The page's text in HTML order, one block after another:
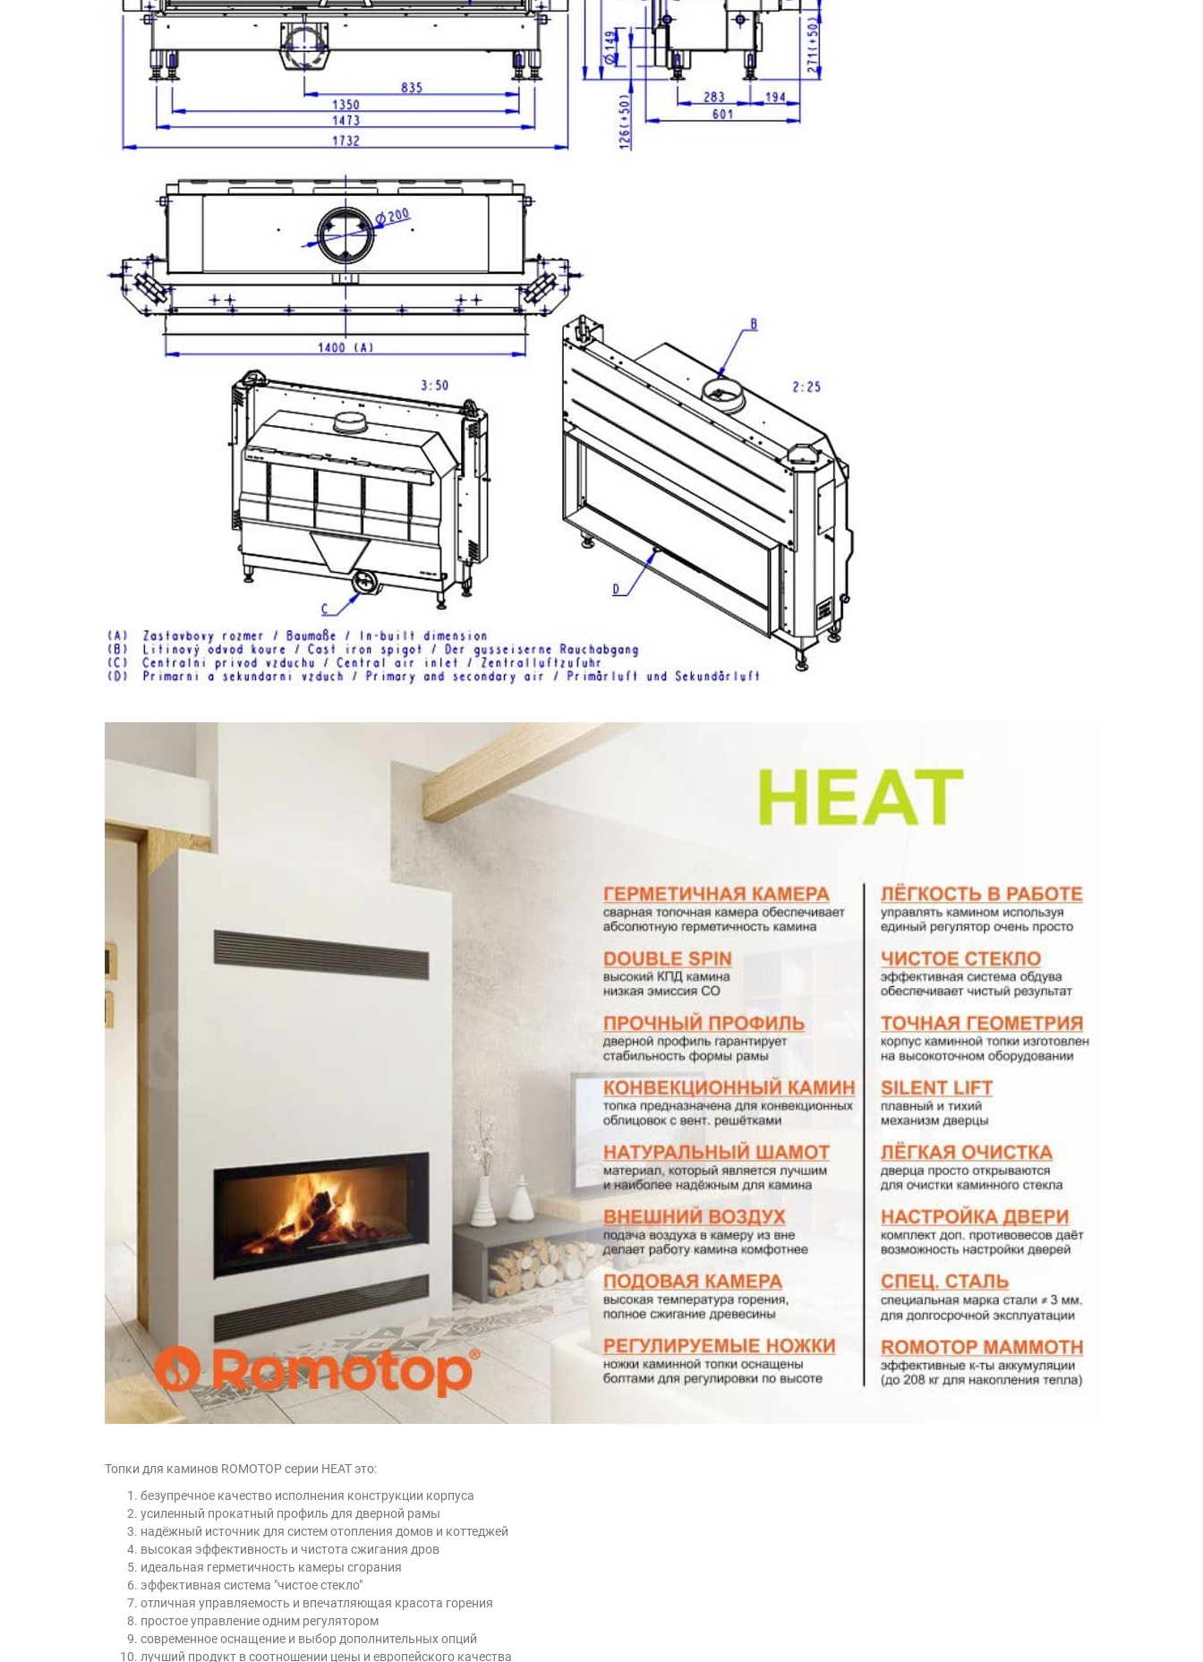
Топки для каминов ROMOTOP серии HEAT это:
безупречное качество исполнения конструкции корпуса
усиленный прокатный профиль для дверной рамы
надёжный источник для систем отопления домов и коттеджей
высокая эффективность и чистота сжигания дров
идеальная герметичность камеры сгорания
эффективная система "чистое стекло"
отличная управляемость и впечатляющая красота горения
простое управление одним регулятором
современное оснащение и выбор дополнительных опций
лучший продукт в соотношении цены и европейского качества